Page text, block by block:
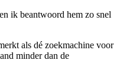
ik beantwoord hem zo snel
als dé zoekmachine voor
minder dan de